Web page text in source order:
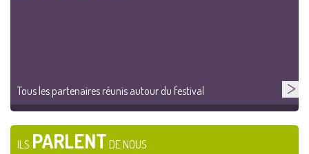
Tous les partenaires réunis autour du festival
ILS PARLENT DE NOUS